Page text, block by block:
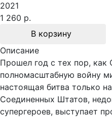
2021
1 260 р.
В корзину
Описание
Прошел год с тех пор, как
полномасштабную войну
настоящая битва только
Соединенных Штатов,
супергероев, выступает